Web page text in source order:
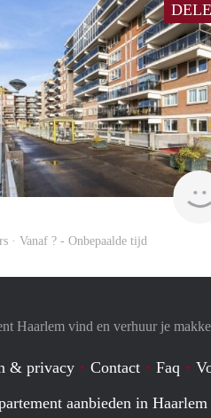
· Vanaf ? - Onbepaalde tijd
Haarlem vind en verhuur je
& privacy Contact Faq
aanbieden in Haarlem